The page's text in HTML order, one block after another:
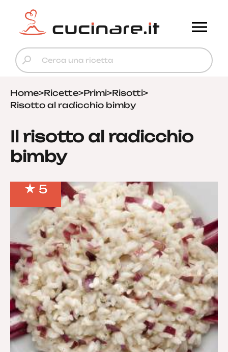
Home>Ricette>Primi>Risotti>
Risotto al radicchio bimby
Il risotto al radicchio
bimby
5